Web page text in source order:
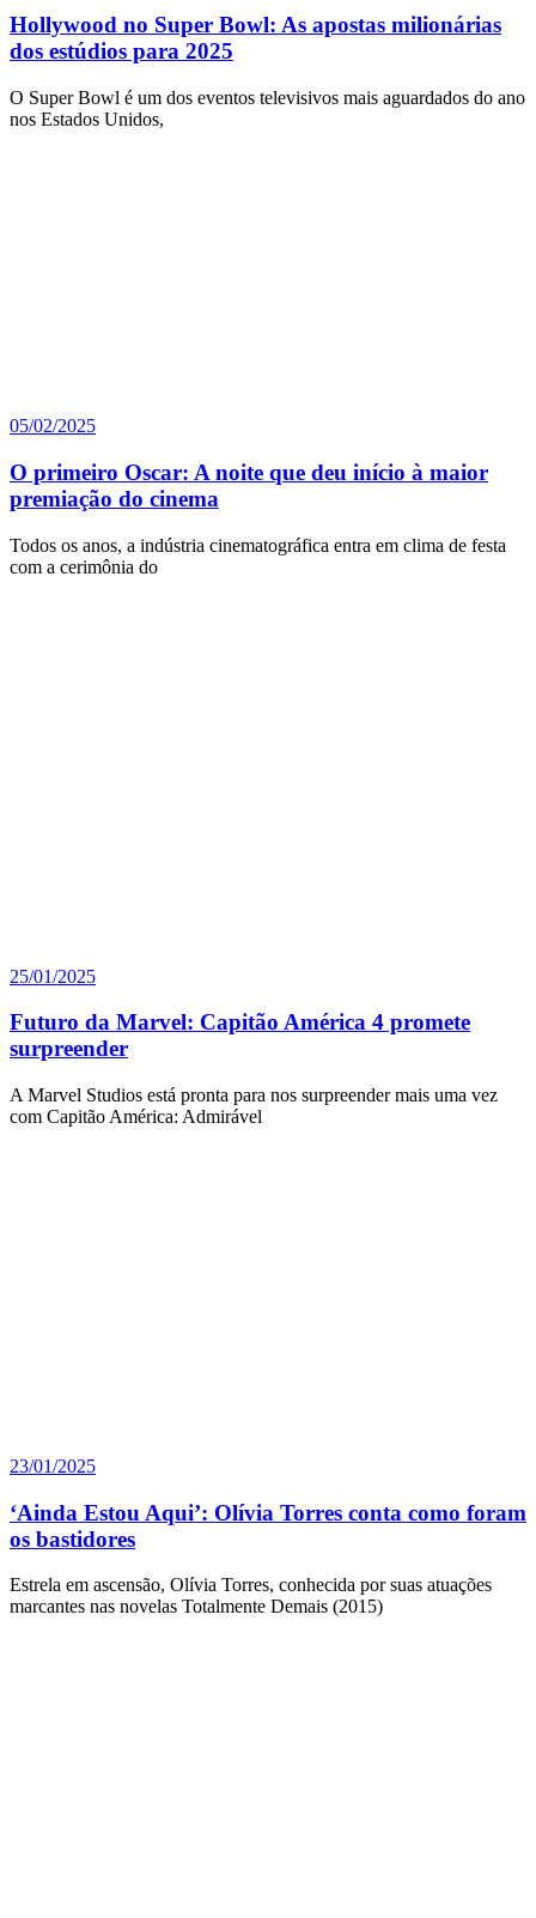
Hollywood no Super Bowl: As apostas milionárias
dos estúdios para 2025
O Super Bowl é um dos eventos televisivos mais aguardados do ano
nos Estados Unidos,
05/02/2025
O primeiro Oscar: A noite que deu início à maior
premiação do cinema
Todos os anos, a indústria cinematográfica entra em clima de festa
com a cerimônia do
25/01/2025
Futuro da Marvel: Capitão América 4 promete
surpreender
A Marvel Studios está pronta para nos surpreender mais uma vez
com Capitão América: Admirável
23/01/2025
‘Ainda Estou Aqui’: Olívia Torres conta como foram
os bastidores
Estrela em ascensão, Olívia Torres, conhecida por suas atuações
marcantes nas novelas Totalmente Demais (2015)